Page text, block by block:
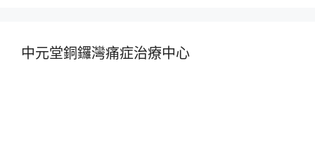
中元堂銅鑼灣痛症治療中心